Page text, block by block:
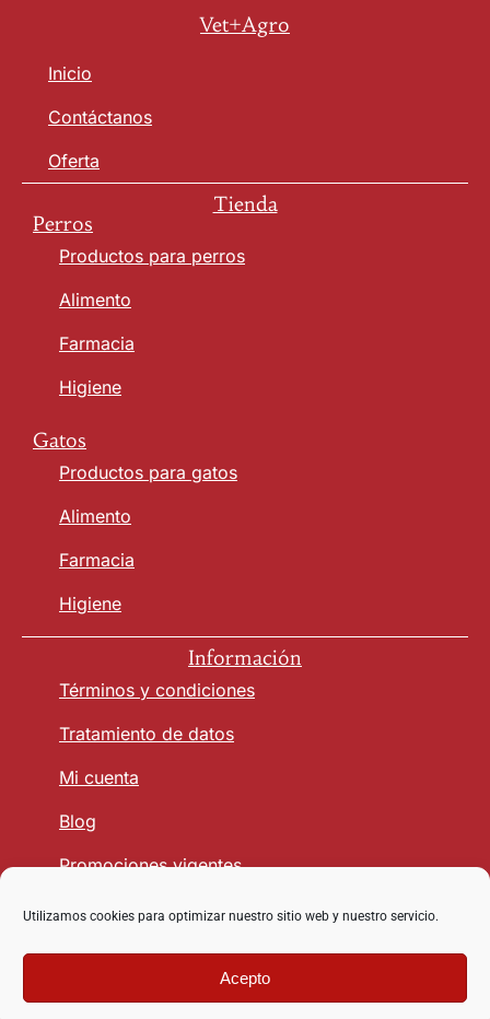
Utilizamos cookies para optimizar nuestro sitio web y nuestro servicio.
Acepto
Vet+Agro
Inicio
Contáctanos
Oferta
Tienda
Perros
Productos para perros
Alimento
Farmacia
Higiene
Gatos
Productos para gatos
Alimento
Farmacia
Higiene
Información
Términos y condiciones
Tratamiento de datos
Mi cuenta
Blog
Promociones vigentes
Seguridad y Confianza